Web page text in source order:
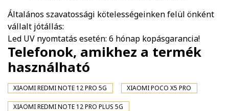
Általános szavatossági kötelességeinken felül önként
vállalt jótállás:
Led UV nyomtatás esetén: 6 hónap kopásgarancia!
Telefonok, amikhez a termék
használható
XIAOMI REDMI NOTE 12 PRO 5G XIAOMI POCO X5 PRO
XIAOMI REDMI NOTE 12 PRO PLUS 5G